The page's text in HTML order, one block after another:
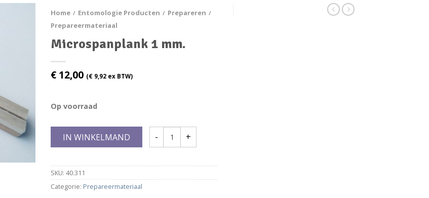
Home / Entomologie Producten / Prepareren /
Prepareermateriaal
Microspanplank 1 mm.
€ 12,00 (€ 9,92 ex BTW)
Op voorraad
IN WINKELMAND
SKU: 40.311
Categorie: Prepareermateriaal